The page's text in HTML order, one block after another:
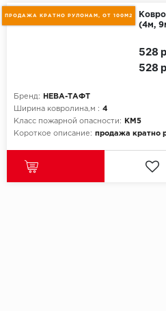
ПРОДАЖА КРАТНО РУЛОНАМ, ОТ 100М2
(4м,
Бренд:
НЕВА-ТАФТ
Ширина ковролина,м : 4
Класс пожарной опасности:
КМ5
Короткое описание: продажа кратно
528
528